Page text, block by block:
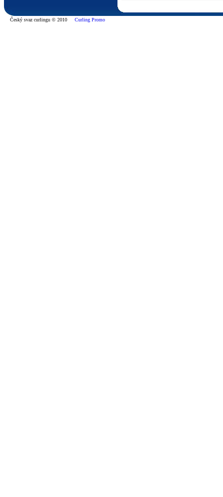
Český svaz curlingu © 2010 Curling Promo